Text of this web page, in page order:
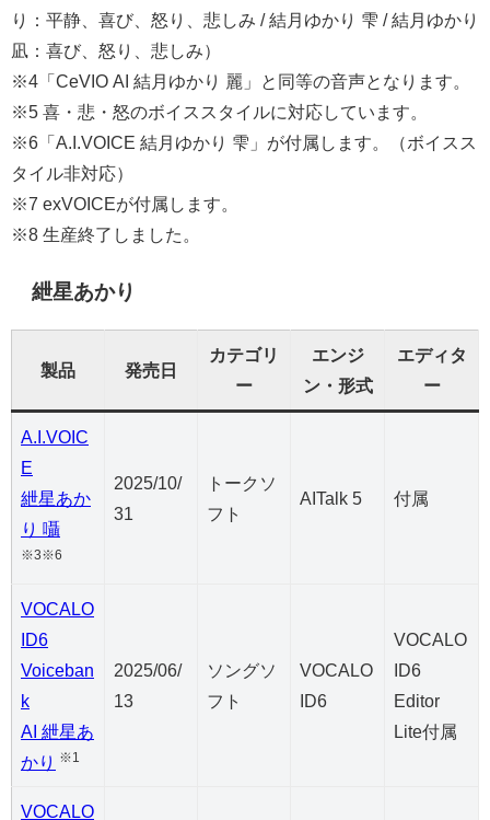
り：平静、喜び、怒り、悲しみ / 結月ゆかり 雫 / 結月ゆかり
凪：喜び、怒り、悲しみ）
※4「CeVIO AI 結月ゆかり 麗」と同等の音声となります。
※5 喜・悲・怒のボイススタイルに対応しています。
※6「A.I.VOICE 結月ゆかり 雫」が付属します。（ボイスス
タイル非対応）
※7 exVOICEが付属します。
※8 生産終了しました。
紲星あかり
製品 発売日
カテゴリ
ー
エンジ
ン・形式
エディタ
ー
A.I.VOIC
E
紲星あか
り 囁
※3※6
2025/10/
31
トークソ
フト
AITalk 5 付属
VOCALO
ID6
Voiceban
k
AI 紲星あ
かり
※1
2025/06/
13
ソングソ
フト
VOCALO
ID6
VOCALO
ID6
Editor
Lite付属
VOCALO